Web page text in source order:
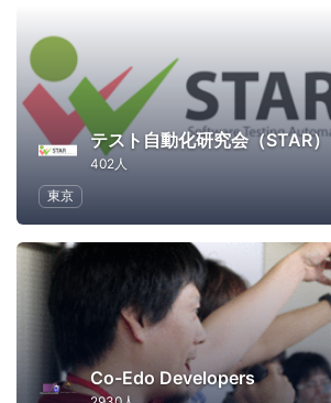
テスト自動化研究会（STAR）
402人
東京
Co-Edo Developers